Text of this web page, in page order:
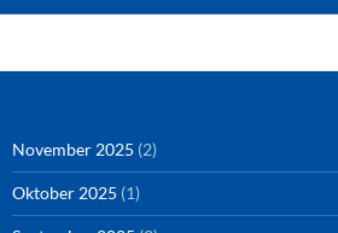
November 2025 (2)
Oktober 2025 (1)